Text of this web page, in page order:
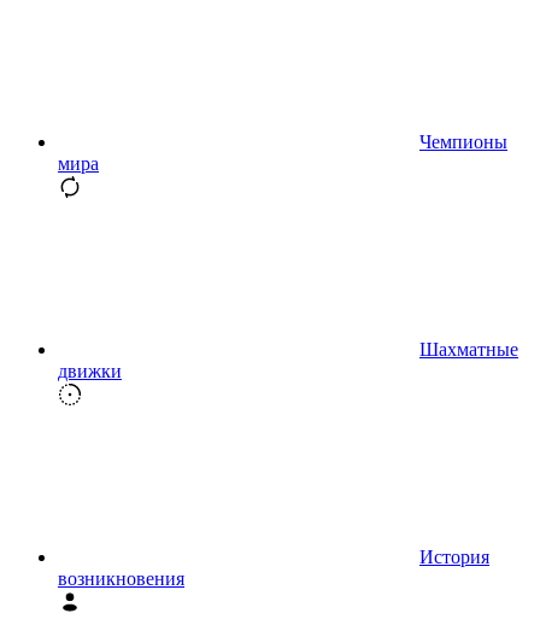
Чемпионы
мира
Шахматные
движки
История
возникновения